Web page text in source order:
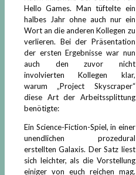
Hello Games. Man tüftelte ein
halbes Jahr ohne auch nur ein
Wort an die anderen Kollegen zu
verlieren. Bei der Präsentation
der ersten Ergebnisse war nun
auch den zuvor nicht
involvierten Kollegen klar,
warum „Project Skyscraper“
diese Art der Arbeitssplittung
benötigte:
Ein Science-Fiction-Spiel, in einer
unendlichen prozedural
erstellten Galaxis. Der Satz liest
sich leichter, als die Vorstellung
einiger von euch reichen mag.